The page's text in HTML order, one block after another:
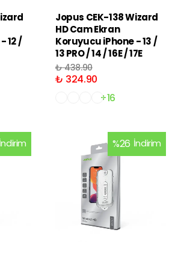
12 /
Jopus CEK-138 Wizard
HD Cam Ekran
Koruyucu iPhone - 13 /
13 PRO / 14 / 16E / 17E
₺ 438.90
₺ 324.90
+16
İndirim %26 İndirim